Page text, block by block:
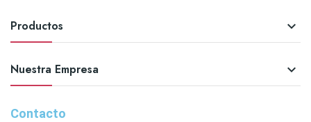
Productos 
Nuestra Empresa 
Contacto